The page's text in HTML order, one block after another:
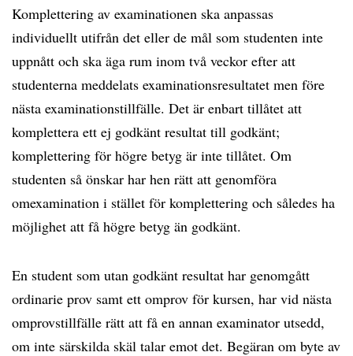
Komplettering av examinationen ska anpassas
individuellt utifrån det eller de mål som studenten inte
uppnått och ska äga rum inom två veckor efter att
studenterna meddelats examinationsresultatet men före
nästa examinationstillfälle. Det är enbart tillåtet att
komplettera ett ej godkänt resultat till godkänt;
komplettering för högre betyg är inte tillåtet. Om
studenten så önskar har hen rätt att genomföra
omexamination i stället för komplettering och således ha
möjlighet att få högre betyg än godkänt.
En student som utan godkänt resultat har genomgått
ordinarie prov samt ett omprov för kursen, har vid nästa
omprovstillfälle rätt att få en annan examinator utsedd,
om inte särskilda skäl talar emot det. Begäran om byte av